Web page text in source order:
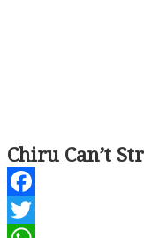
Chiru Can’t
Facebook